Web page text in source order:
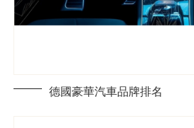
德國豪華汽車品牌排名